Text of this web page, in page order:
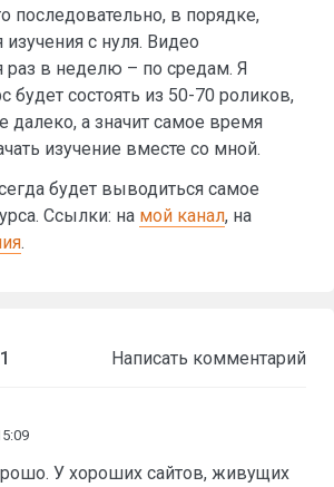
последовательно, в порядке,
с нуля. Видео
в неделю – по средам. Я
будет состоять из 50-70 роликов,
далеко, а значит самое время
изучение вместе со мной.
будет выводиться самое
Ссылки: на мой канал, на
.
Написать комментарий
У хороших сайтов, живущих